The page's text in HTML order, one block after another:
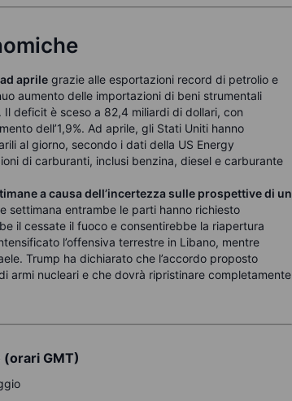
aprile grazie alle esportazioni record di petrolio e
aumento delle importazioni di beni strumentali
deficit è sceso a 82,4 miliardi di dollari, con
dell’1,9%. Ad aprile, gli Stati Uniti hanno
al giorno, secondo i dati della US Energy
di carburanti, inclusi benzina, diesel e carburante
a causa dell’incertezza sulle prospettive di un
settimana entrambe le parti hanno richiesto
il cessate il fuoco e consentirebbe la riapertura
l’offensiva terrestre in Libano, mentre
Trump ha dichiarato che l’accordo proposto
armi nucleari e che dovrà ripristinare completamente
(orari GMT)